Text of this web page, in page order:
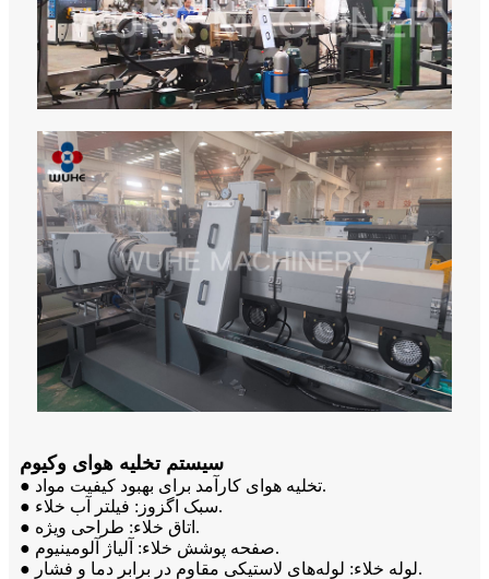
سیستم تخلیه هوای وکیوم
● تخلیه هوای کارآمد برای بهبود کیفیت مواد.
● سبک اگزوز: فیلتر آب خلاء.
● اتاق خلاء: طراحی ویژه.
● صفحه پوشش خلاء: آلیاژ آلومینیوم.
● لوله خلاء: لوله‌های لاستیکی مقاوم در برابر دما و فشار.